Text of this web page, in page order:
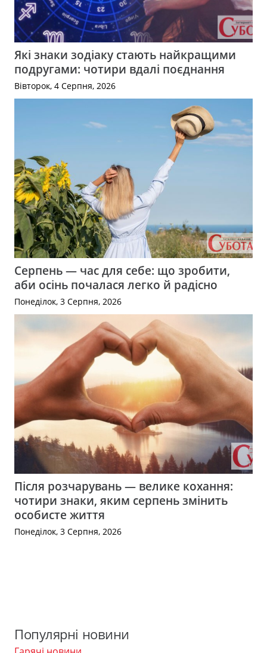
Які знаки зодіаку стають найкращими
подругами: чотири вдалі поєднання
Вівторок, 4 Серпня, 2026
Серпень — час для себе: що зробити,
аби осінь почалася легко й радісно
Понеділок, 3 Серпня, 2026
Після розчарувань — велике кохання:
чотири знаки, яким серпень змінить
особисте життя
Понеділок, 3 Серпня, 2026
Популярні новини